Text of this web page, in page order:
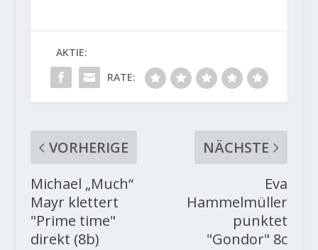
AKTIE:
RATE:
VORHERIGE
Michael „Much“
Mayr klettert
"Prime time"
direkt (8b)
NÄCHSTE
Eva
Hammelmüller
punktet
"Gondor" 8c